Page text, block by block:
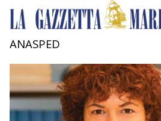
MOBILITÀ
INDUSTRIA
ANASPED